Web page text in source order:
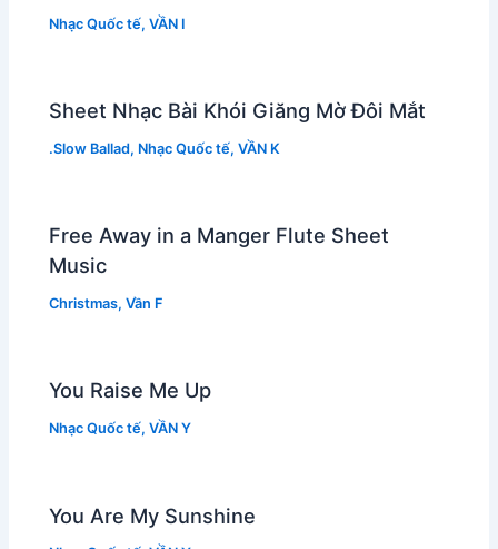
Nhạc Quốc tế,VẦN I
Sheet Nhạc Bài Khói Giăng Mờ Đôi Mắt
.Slow Ballad, Nhạc Quốc tế,VẦN K
Free Away in a Manger Flute Sheet
Music
Christmas,Vần F
You Raise Me Up
Nhạc Quốc tế,VẦN Y
You Are My Sunshine